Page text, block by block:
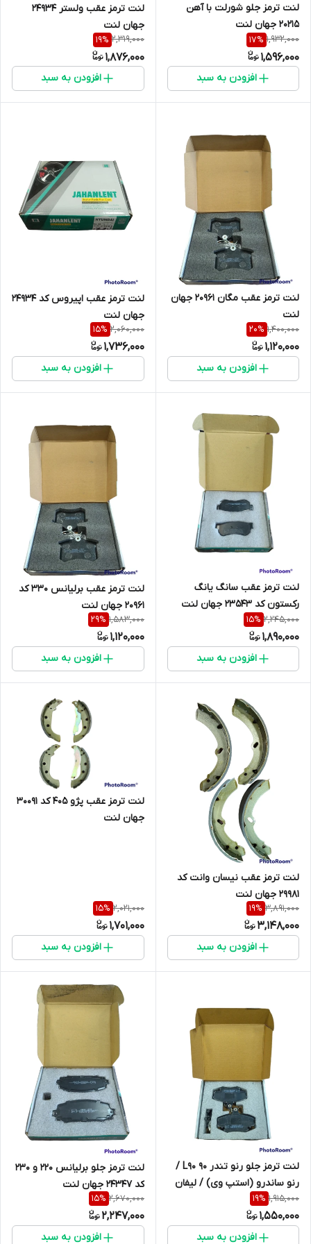
لنت ترمز جلو شورلت با آهن
20215 جهان لنت
1,932,000
17%
1,596,000
افزودن به سبد
لنت ترمز عقب ولستر 24934
جهان لنت
2,319,000
19%
1,876,000
افزودن به سبد
لنت ترمز عقب مگان 20961 جهان
لنت
1,400,000
20%
1,120,000
افزودن به سبد
لنت ترمز عقب اپیروس کد 24934
جهان لنت
2,060,000
15%
1,736,000
افزودن به سبد
لنت ترمز عقب سانگ یانگ
رکستون کد 23543 جهان لنت
2,245,000
15%
1,890,000
افزودن به سبد
لنت ترمز عقب برلیانس 330 کد
20961 جهان لنت
1,583,000
29%
1,120,000
افزودن به سبد
لنت ترمز عقب نیسان وانت کد
29981 جهان لنت
3,891,000
19%
3,148,000
افزودن به سبد
لنت ترمز عقب پژو 405 کد 30091
جهان لنت
2,021,000
15%
1,701,000
افزودن به سبد
لنت ترمز جلو رنو تندر 90 L90 /
رنو ‏ساندرو (استپ وی) / لیفان
21463 جهان لنت
1,915,000
19%
1,550,000
افزودن به سبد
لنت ترمز جلو برلیانس 220 و 230
کد 24347 جهان لنت
2,670,000
15%
2,247,000
افزودن به سبد